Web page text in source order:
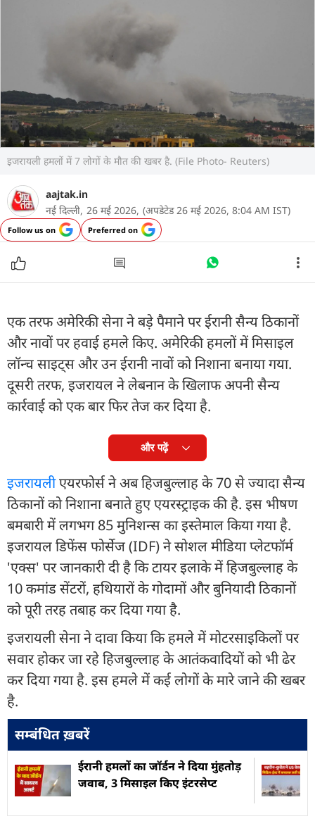
इजरायली हमलों में 7 लोगों के मौत की खबर है. (File Photo- Reuters)
aajtak.in
नई दिल्ली, 26 मई 2026, (अपडेटेड 26 मई 2026, 8:04 AM IST)
Follow us on Preferred on
एक तरफ अमेरिकी सेना ने बड़े पैमाने पर ईरानी सैन्य ठिकानों
और नावों पर हवाई हमले किए. अमेरिकी हमलों में मिसाइल
लॉन्च साइट्स और उन ईरानी नावों को निशाना बनाया गया.
दूसरी तरफ, इजरायल ने लेबनान के खिलाफ अपनी सैन्य
कार्रवाई को एक बार फिर तेज कर दिया है.
और पढ़ें
इजरायली एयरफोर्स ने अब हिजबुल्लाह के 70 से ज्यादा सैन्य
ठिकानों को निशाना बनाते हुए एयरस्ट्राइक की है. इस भीषण
बमबारी में लगभग 85 मुनिशन्स का इस्तेमाल किया गया है.
इजरायल डिफेंस फोर्सेज (IDF) ने सोशल मीडिया प्लेटफॉर्म
'एक्स' पर जानकारी दी है कि टायर इलाके में हिजबुल्लाह के
10 कमांड सेंटरों, हथियारों के गोदामों और बुनियादी ठिकानों
को पूरी तरह तबाह कर दिया गया है.
इजरायली सेना ने दावा किया कि हमले में मोटरसाइकिलों पर
सवार होकर जा रहे हिजबुल्लाह के आतंकवादियों को भी ढेर
कर दिया गया है. इस हमले में कई लोगों के मारे जाने की खबर
है.
सम्बंधित ख़बरें
ईरानी हमलों का जॉर्डन ने दिया मुंहतोड़
जवाब, 3 मिसाइल किए इंटरसेप्ट